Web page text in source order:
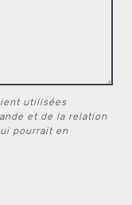
utilisées
et de la relation
pourrait en